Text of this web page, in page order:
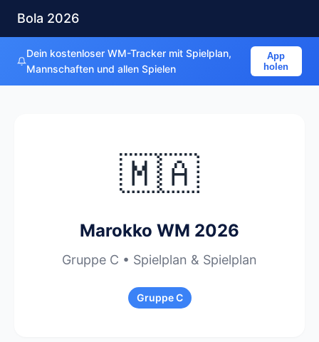
Bola 2026
Dein kostenloser WM-Tracker mit Spielplan,
Mannschaften und allen Spielen
App
holen
🇲🇦
Marokko WM 2026
Gruppe C • Spielplan & Spielplan
Gruppe C